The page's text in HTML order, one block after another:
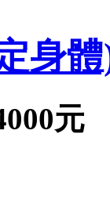
身
元